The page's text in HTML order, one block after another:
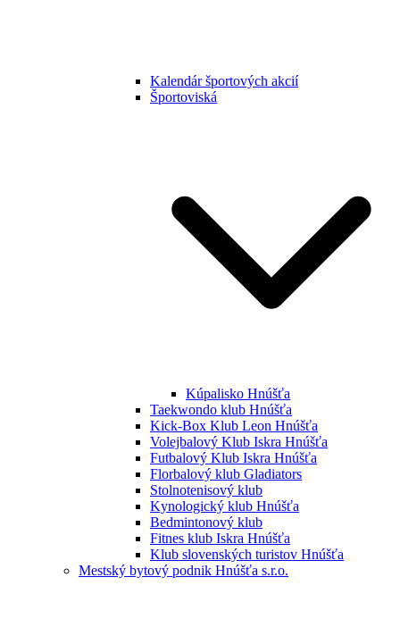
Kalendár športových akcií
Športoviská
Kúpalisko Hnúšťa
Taekwondo klub Hnúšťa
Kick-Box Klub Leon Hnúšťa
Volejbalový Klub Iskra Hnúšťa
Futbalový Klub Iskra Hnúšťa
Florbalový klub Gladiators
Stolnotenisový klub
Kynologický klub Hnúšťa
Bedmintonový klub
Fitnes klub Iskra Hnúšťa
Klub slovenských turistov Hnúšťa
Mestský bytový podnik Hnúšťa s.r.o.